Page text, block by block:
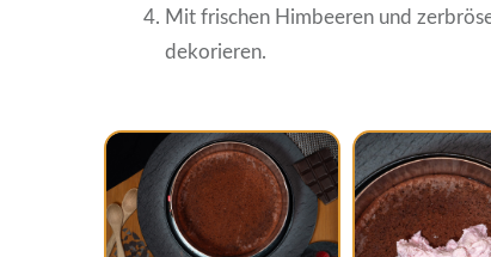
Mit frischen Himbeeren und
dekorieren.